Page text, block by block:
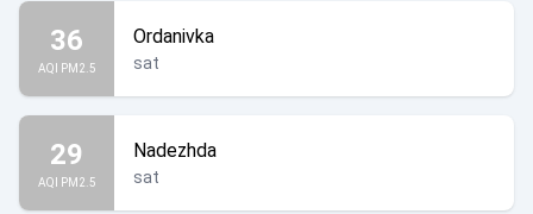
36
AQI PM2.5
Ordanivka
sat
29
AQI PM2.5
Nadezhda
sat